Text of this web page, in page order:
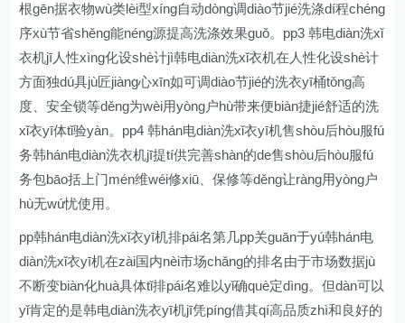
根gēn据衣物wù类lèi型xíng自动dòng调diào节jié洗涤dí程chéng
序xù节省shěng能néng源提高洗涤效果guǒ。pp3 韩电diàn洗xǐ
衣机jī人性xìng化设shè计jì韩电diàn洗xǐ衣机在人性化设shè计
方面独dú具jù匠jiàng心xīn如可调diào节jié的洗衣yī桶tǒng高
度、安全锁等děng为wèi用yòng户hù带来便biàn捷jié舒适的洗
xǐ衣yī体tǐ验yàn。pp4 韩hán电diàn洗xǐ衣yī机售shòu后hòu服fú
务韩hán电diàn洗衣机jī提tí供完善shàn的de售shòu后hòu服fú
务包bāo括上门mén维wéi修xiū、保修等děng让ràng用yòng户
hù无wú忧使用。
pp韩hán电diàn洗xǐ衣yī机排pái名第几pp关guān于yú韩hán电
diàn洗xǐ衣yī机在zài国内nèi市场chǎng的排名由于市场数据jù
不断变biàn化huà具体tǐ排pái名难以yǐ确què定dìng。但dàn可以
yǐ肯定的是韩电diàn洗衣yī机jī凭píng借其qí高品质zhì和良好的